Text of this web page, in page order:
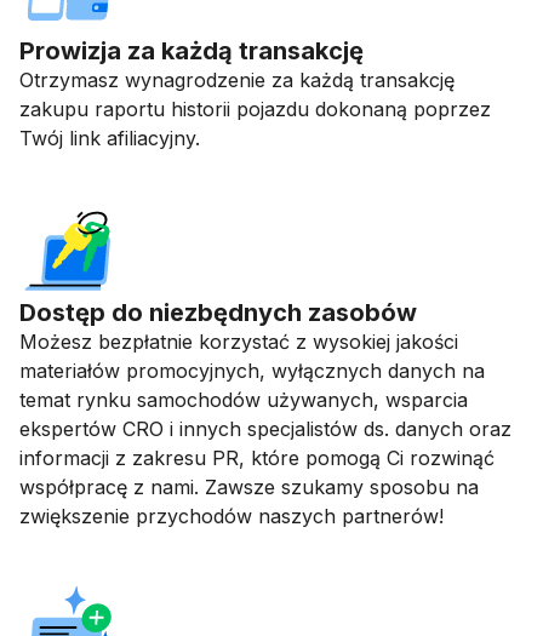
Prowizja za każdą transakcję
Otrzymasz wynagrodzenie za każdą transakcję
zakupu raportu historii pojazdu dokonaną poprzez
Twój link afiliacyjny.
Dostęp do niezbędnych zasobów
Możesz bezpłatnie korzystać z wysokiej jakości
materiałów promocyjnych, wyłącznych danych na
temat rynku samochodów używanych, wsparcia
ekspertów CRO i innych specjalistów ds. danych oraz
informacji z zakresu PR, które pomogą Ci rozwinąć
współpracę z nami. Zawsze szukamy sposobu na
zwiększenie przychodów naszych partnerów!